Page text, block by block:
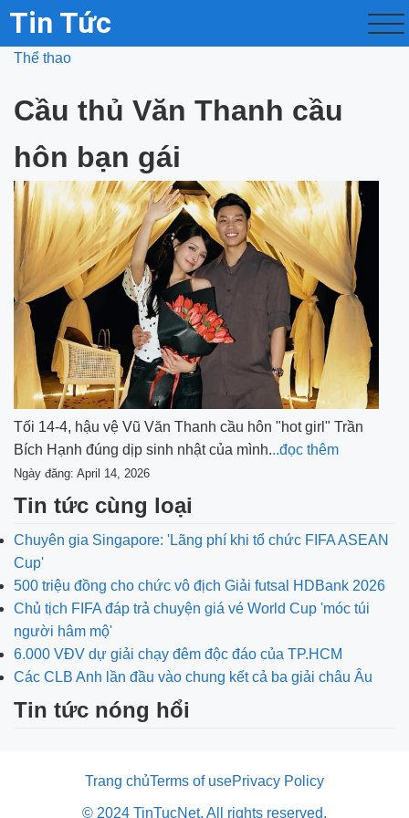
Tin Tức
Thể thao
Cầu thủ Văn Thanh cầu
hôn bạn gái
Tối 14-4, hậu vệ Vũ Văn Thanh cầu hôn "hot girl" Trần
Bích Hạnh đúng dịp sinh nhật của mình...đọc thêm
Ngày đăng: April 14, 2026
Tin tức cùng loại
Chuyên gia Singapore: 'Lãng phí khi tổ chức FIFA ASEAN
Cup'
500 triệu đồng cho chức vô địch Giải futsal HDBank 2026
Chủ tịch FIFA đáp trả chuyện giá vé World Cup 'móc túi
người hâm mộ'
6.000 VĐV dự giải chạy đêm độc đáo của TP.HCM
Các CLB Anh lần đầu vào chung kết cả ba giải châu Âu
Tin tức nóng hổi
Trang chủTerms of usePrivacy Policy
© 2024 TinTucNet. All rights reserved.